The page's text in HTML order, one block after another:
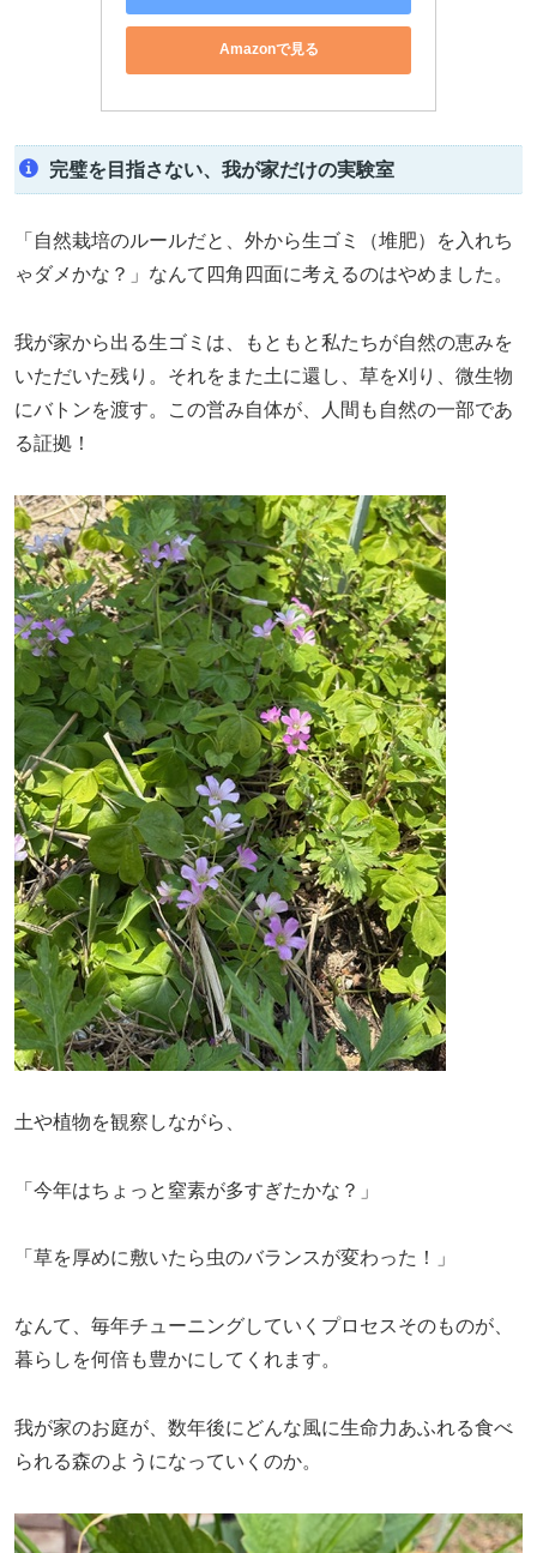
Amazonで見る
完璧を目指さない、我が家だけの実験室
「自然栽培のルールだと、外から生ゴミ（堆肥）を入れち
ゃダメかな？」なんて四角四面に考えるのはやめました。
我が家から出る生ゴミは、もともと私たちが自然の恵みを
いただいた残り。それをまた土に還し、草を刈り、微生物
にバトンを渡す。この営み自体が、人間も自然の一部であ
る証拠！
土や植物を観察しながら、
「今年はちょっと窒素が多すぎたかな？」
「草を厚めに敷いたら虫のバランスが変わった！」
なんて、毎年チューニングしていくプロセスそのものが、
暮らしを何倍も豊かにしてくれます。
我が家のお庭が、数年後にどんな風に生命力あふれる食べ
られる森のようになっていくのか。